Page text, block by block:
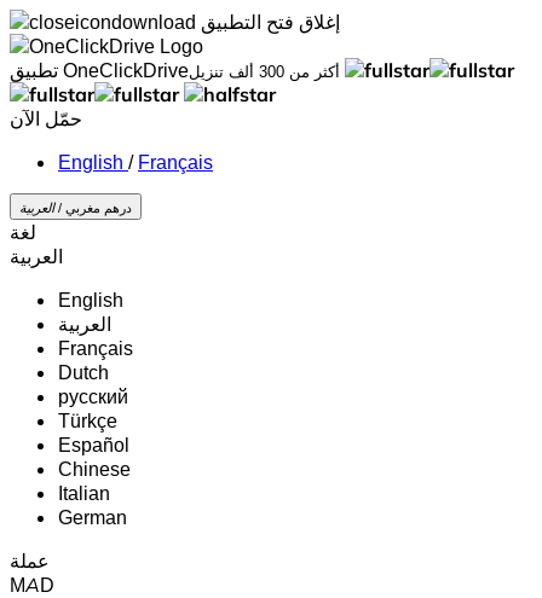
إغلاق فتح التطبيق
تطبيق OneClickDrive
أكثر من 300 ألف تنزيل
حمّل الآن
/ Français
درهم مغربي /‏العربية‏
لغة
‏العربية‏
English
‏العربية‏
Français
Dutch
русский
Türkçe
Español
Chinese
Italian
German
عملة
MAD